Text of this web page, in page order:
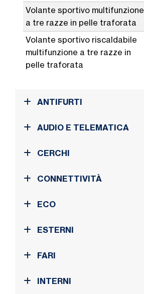
Volante sportivo multifunzione
a tre razze in pelle traforata
Volante sportivo riscaldabile
multifunzione a tre razze in
pelle traforata
ANTIFURTI
AUDIO E TELEMATICA
CERCHI
CONNETTIVITÀ
ECO
ESTERNI
FARI
INTERNI